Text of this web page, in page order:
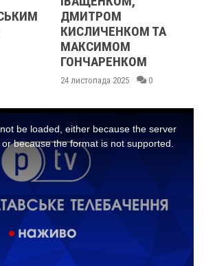
ДМИТРОМ
КИСЛИЧЕНКОМ ТА
МАКСИМОМ
ГОНЧАРЕНКОМ
24 листопада 2025 0